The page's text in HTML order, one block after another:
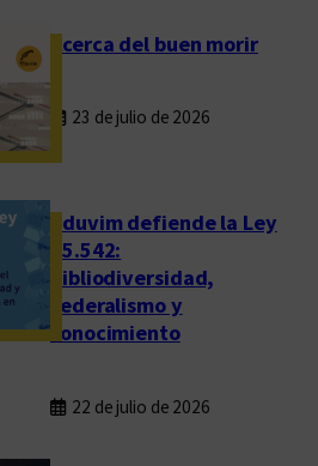
Acerca del buen morir
23 de julio de 2026
Eduvim defiende la Ley
25.542:
bibliodiversidad,
federalismo y
conocimiento
22 de julio de 2026